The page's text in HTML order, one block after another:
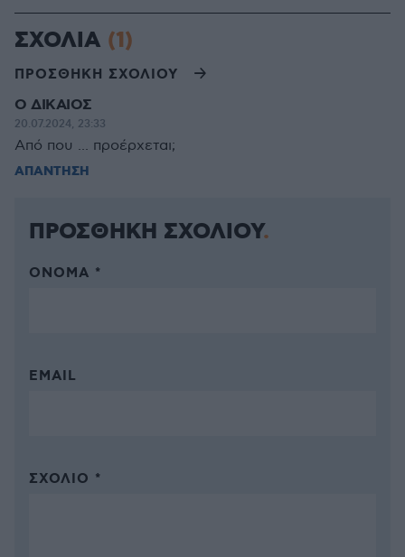
ΣΧΟΛΙΑ (1)
ΠΡΟΣΘΗΚΗ ΣΧΟΛΙΟΥ
Ο ΔΙΚΑΙΟΣ
20.07.2024, 23:33
Από που ... προέρχεται;
ΑΠΑΝΤΗΣΗ
ΠΡΟΣΘΗΚΗ ΣΧΟΛΙΟΥ
ΌΝΟΜΑ *
EMAIL
ΣΧΌΛΙΟ *